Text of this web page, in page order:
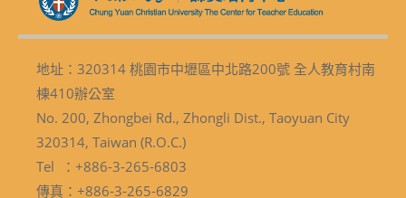
地址：320314 桃園市中壢區中北路200號 全人教育村南
棟410辦公室
No. 200, Zhongbei Rd., Zhongli Dist., Taoyuan City
320314, Taiwan (R.O.C.)
Tel ：+886-3-265-6803
傳真：+886-3-265-6829